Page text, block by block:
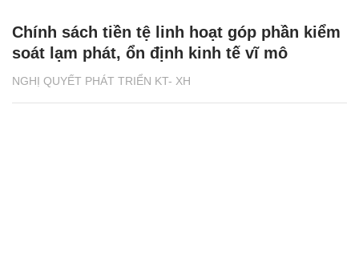
NGHỊ QUYẾT PHÁT TRIỂN KT- XH
Chính sách tiền tệ linh hoạt góp phần kiểm
soát lạm phát, ổn định kinh tế vĩ mô